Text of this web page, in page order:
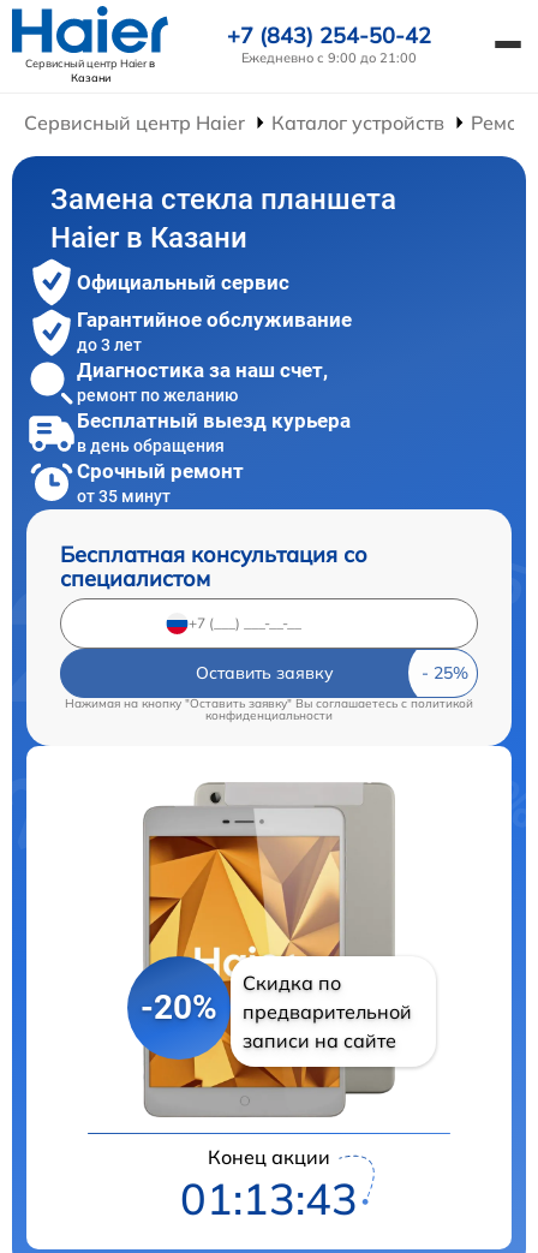
Сервисный центр Haierв
Казани
+7 (843) 254-50-42
Ежедневно с 9:00 до 21:00
Сервисный центр Haier Каталог устройств
Замена стекла планшета
Haier в Казани
Официальный сервис
Гарантийное обслуживание
до 3 лет
Диагностика за наш счет,
ремонт по желанию
Бесплатный выезд курьера
в день обращения
Срочный ремонт
от 35 минут
Бесплатная консультация со
специалистом
Оставить заявку
Нажимая на кнопку "Оставить заявку" Вы соглашаетесь cполитикой
конфиденциальности
-20%
Скидка по
предварительной
записи на сайте
Конец акции
01:13:42